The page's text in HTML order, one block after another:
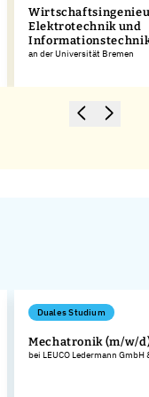
Elektrotechnik und
an der Universität Bremen
Duales Studium
Mechatronik (m/w/
bei LEUCO Ledermann GmbH